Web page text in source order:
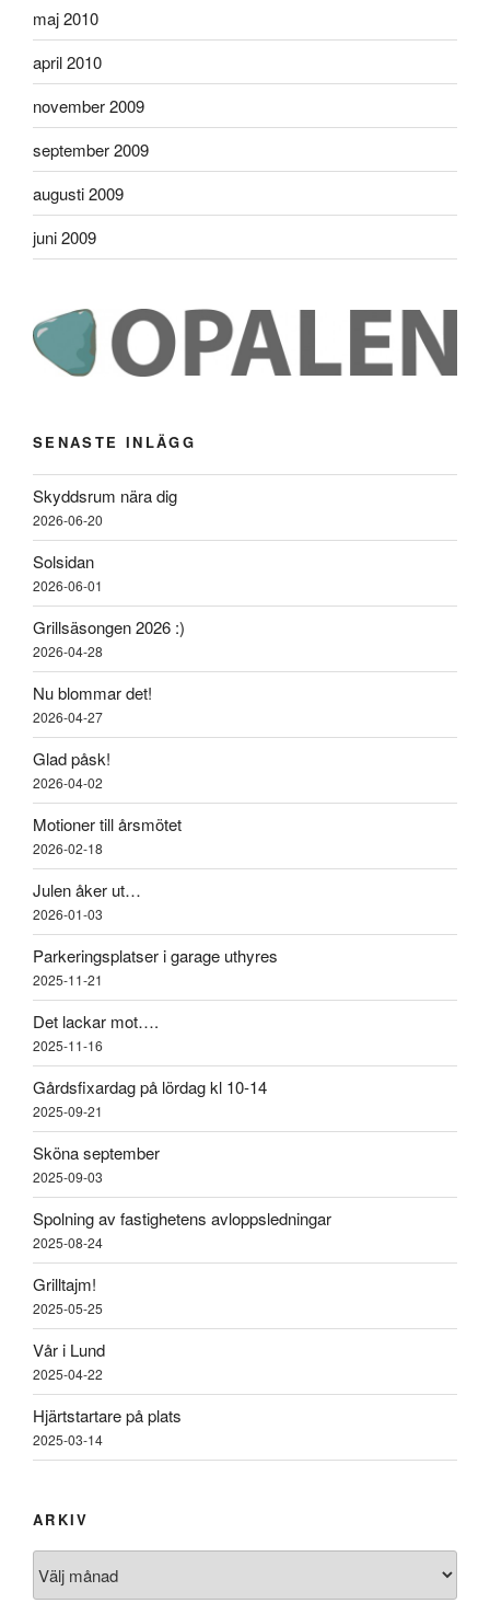
maj 2010
april 2010
november 2009
september 2009
augusti 2009
juni 2009
SENASTE INLÄGG
Skyddsrum nära dig
2026-06-20
Solsidan
2026-06-01
Grillsäsongen 2026 :)
2026-04-28
Nu blommar det!
2026-04-27
Glad påsk!
2026-04-02
Motioner till årsmötet
2026-02-18
Julen åker ut…
2026-01-03
Parkeringsplatser i garage uthyres
2025-11-21
Det lackar mot….
2025-11-16
Gårdsfixardag på lördag kl 10-14
2025-09-21
Sköna september
2025-09-03
Spolning av fastighetens avloppsledningar
2025-08-24
Grilltajm!
2025-05-25
Vår i Lund
2025-04-22
Hjärtstartare på plats
2025-03-14
ARKIV